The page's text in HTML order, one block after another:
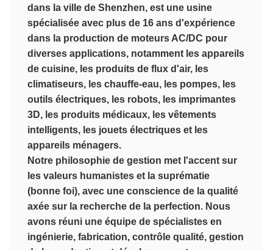
dans la ville de Shenzhen, est une usine
spécialisée avec plus de 16 ans d'expérience
dans la production de moteurs AC/DC pour
diverses applications, notamment les appareils
de cuisine, les produits de flux d'air, les
climatiseurs, les chauffe-eau, les pompes, les
outils électriques, les robots, les imprimantes
3D, les produits médicaux, les vêtements
intelligents, les jouets électriques et les
appareils ménagers.
Notre philosophie de gestion met l'accent sur
les valeurs humanistes et la suprématie
(bonne foi), avec une conscience de la qualité
axée sur la recherche de la perfection. Nous
avons réuni une équipe de spécialistes en
ingénierie, fabrication, contrôle qualité, gestion